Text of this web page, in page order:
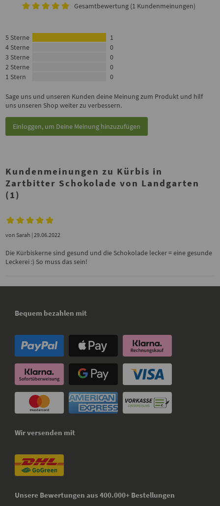
Gesamtbewertung (1 Kundenmeinungen)
5 Sterne
1
4 Sterne
0
3 Sterne
0
2 Sterne
0
1 Stern
0
Sage uns und unseren Kunden deine Meinung zum Produkt und hilf
uns unseren Shop weiter zu verbessern.
Einloggen, um Deine Meinung hinzuzufügen
Kundenmeinungen zu Kürbis in
Zartbitter Schokolade von Landgarten
(1)
vonSarah | 29.06.2022
Die Kürbiskerne sind gesund und die Schokolade lecker = eine gesunde
Leckerei :) So muss das sein!
Bequem bezahlen mit
Wir versenden mit
Unsere Bewertungen aus 400.000+ Bestellungen